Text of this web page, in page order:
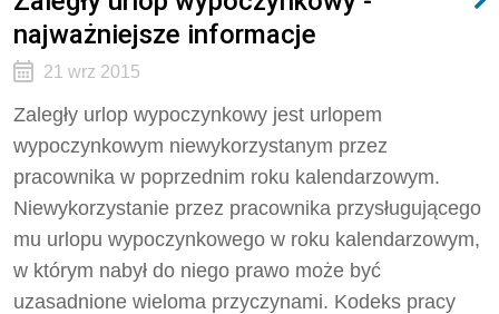
najważniejsze informacje
21 wrz 2015
Zaległy urlop wypoczynkowy jest urlopem
wypoczynkowym niewykorzystanym przez
pracownika w poprzednim roku kalendarzowym.
Niewykorzystanie przez pracownika przysługującego
mu urlopu wypoczynkowego w roku kalendarzowym,
w którym nabył do niego prawo może być
uzasadnione wieloma przyczynami. Kodeks pracy